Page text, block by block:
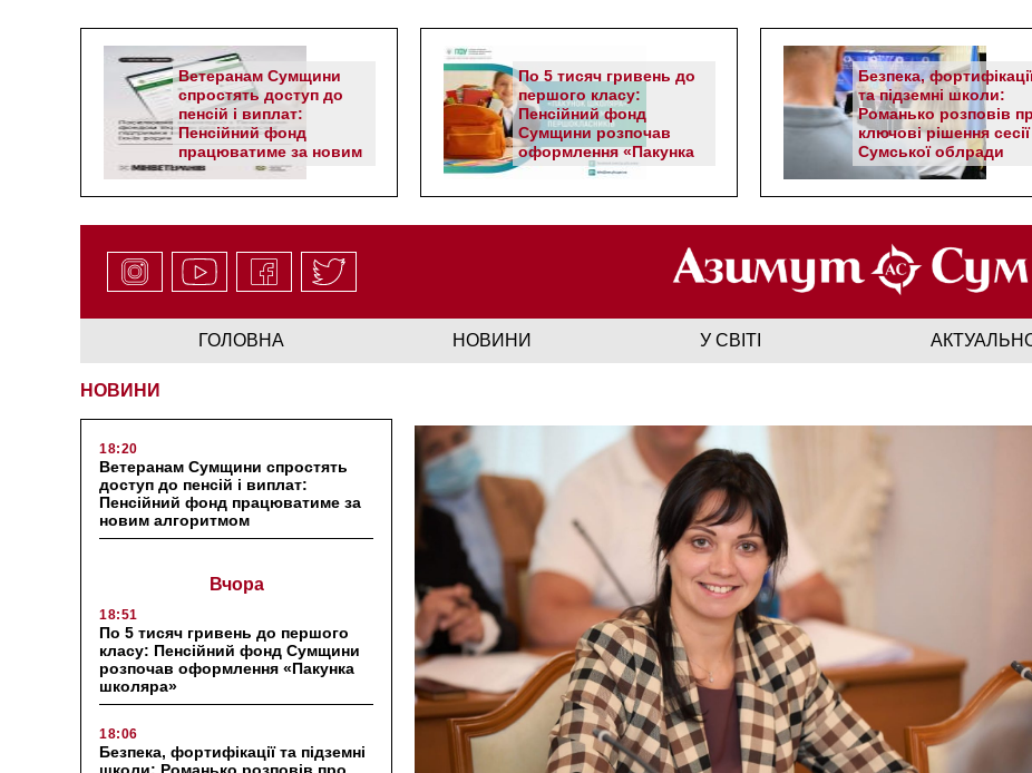
Ветеранам Сумщини
спростять доступ до
пенсій і виплат:
Пенсійний фонд
працюватиме за новим
алгоритмом
По 5 тисяч гривень до
першого класу:
Пенсійний фонд
Сумщини розпочав
оформлення «Пакунка
школяра»
Безпека,
та підземні школи:
Романько розповів
ключові рішення сесії
Сумської облради
ГОЛОВНА НОВИНИ У СВІТІ
НОВИНИ
18:20
Ветеранам Сумщини спростять
доступ до пенсій і виплат:
Пенсійний фонд працюватиме за
новим алгоритмом
Вчора
18:51
По 5 тисяч гривень до першого
класу: Пенсійний фонд Сумщини
розпочав оформлення «Пакунка
школяра»
18:06
Безпека, фортифікації та підземні
школи: Романько розповів про